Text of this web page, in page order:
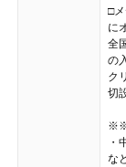
□
に
全
の
ク
切
・
な